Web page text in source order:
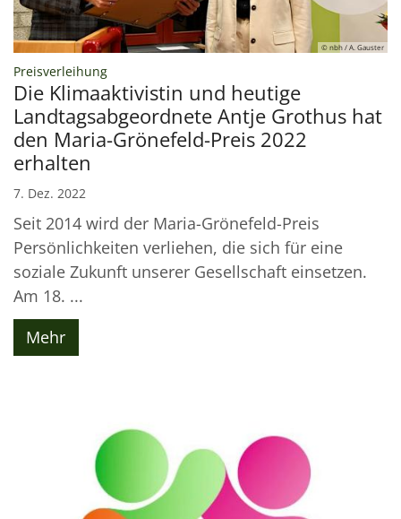
© nbh / A. Gauster
Preisverleihung:
Die Klimaaktivistin und heutige
Landtagsabgeordnete Antje Grothus hat
den Maria-Grönefeld-Preis 2022
erhalten
7. Dez. 2022
Seit 2014 wird der Maria-Grönefeld-Preis
Persönlichkeiten verliehen, die sich für eine
soziale Zukunft unserer Gesellschaft einsetzen.
Am 18. ...
Mehr